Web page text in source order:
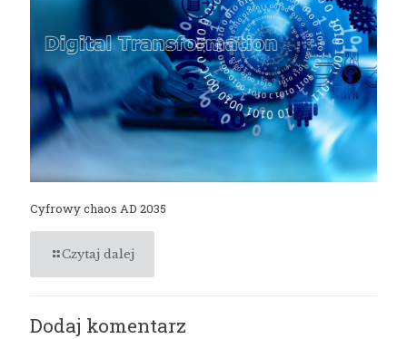
Cyfrowy chaos AD 2035
Czytaj dalej
Dodaj komentarz